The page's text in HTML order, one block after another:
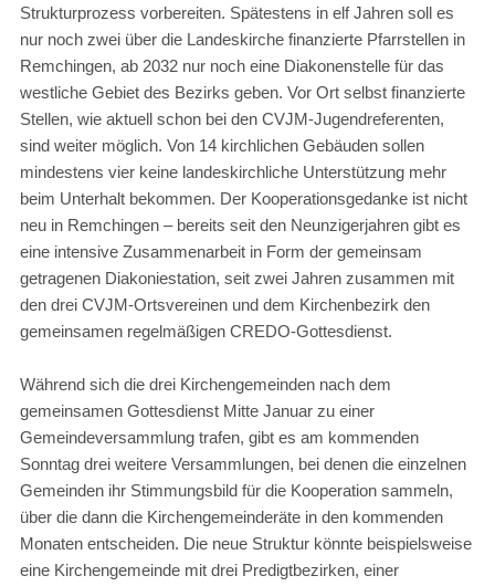
Strukturprozess vorbereiten. Spätestens in elf Jahren soll es
nur noch zwei über die Landeskirche finanzierte Pfarrstellen in
Remchingen, ab 2032 nur noch eine Diakonenstelle für das
westliche Gebiet des Bezirks geben. Vor Ort selbst finanzierte
Stellen, wie aktuell schon bei den CVJM-Jugendreferenten,
sind weiter möglich. Von 14 kirchlichen Gebäuden sollen
mindestens vier keine landeskirchliche Unterstützung mehr
beim Unterhalt bekommen. Der Kooperationsgedanke ist nicht
neu in Remchingen – bereits seit den Neunzigerjahren gibt es
eine intensive Zusammenarbeit in Form der gemeinsam
getragenen Diakoniestation, seit zwei Jahren zusammen mit
den drei CVJM-Ortsvereinen und dem Kirchenbezirk den
gemeinsamen regelmäßigen CREDO-Gottesdienst.
Während sich die drei Kirchengemeinden nach dem
gemeinsamen Gottesdienst Mitte Januar zu einer
Gemeindeversammlung trafen, gibt es am kommenden
Sonntag drei weitere Versammlungen, bei denen die einzelnen
Gemeinden ihr Stimmungsbild für die Kooperation sammeln,
über die dann die Kirchengemeinderäte in den kommenden
Monaten entscheiden. Die neue Struktur könnte beispielsweise
eine Kirchengemeinde mit drei Predigtbezirken, einer